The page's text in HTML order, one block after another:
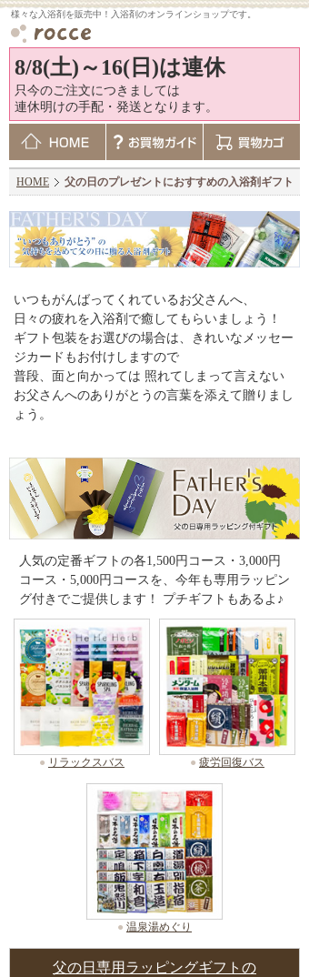
様々な入浴剤を販売中！入浴剤のオンラインショップです。
8/8(土)～16(日)は連休
只今のご注文につきましては
連休明けの手配・発送となります。
HOME 父の日のプレゼントにおすすめの入浴剤ギフト
いつもがんばってくれているお父さんへ、
日々の疲れを入浴剤で癒してもらいましょう！
ギフト包装をお選びの場合は、きれいなメッセー
ジカードもお付けしますので
普段、面と向かっては 照れてしまって言えない
お父さんへのありがとうの言葉を添えて贈りまし
ょう。
人気の定番ギフトの各1,500円コース・3,000円
コース・5,000円コースを、今年も専用ラッピン
グ付きでご提供します！ プチギフトもあるよ♪
● リラックスバス ● 疲労回復バス
● 温泉湯めぐり
父の日専用ラッピングギフトの